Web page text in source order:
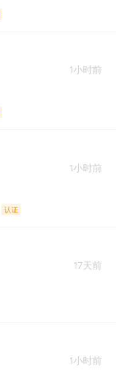
1小时前
1小时前
认证
17天前
1小时前